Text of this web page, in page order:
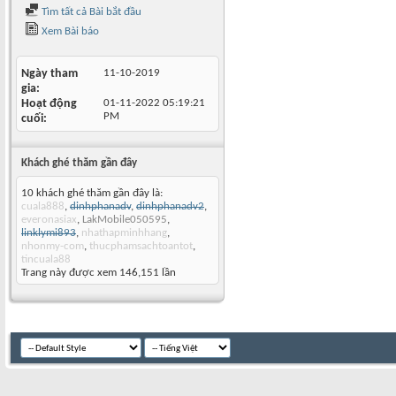
Tìm tất cả Bài bắt đầu
Xem Bài báo
Ngày tham
gia
11-10-2019
Hoạt động
cuối
01-11-2022 05:19:21
PM
Khách ghé thăm gần đây
10 khách ghé thăm gần đây là:
cuala888, dinhphanadv, dinhphanadv2,
everonasiax, LakMobile050595,
linklymi893, nhathapminhhang,
nhonmy-com, thucphamsachtoantot,
tincuala88
Trang này được xem 146,151 lần